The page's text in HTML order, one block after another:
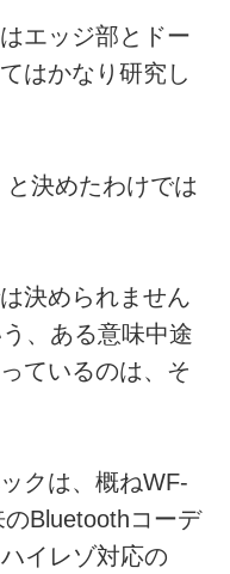
エッジ部とドー
はかなり研究し
決めたわけでは
決められません
、ある意味中途
ているのは、そ
クは、概ねWF-
Bluetoothコーデ
イレゾ対応の